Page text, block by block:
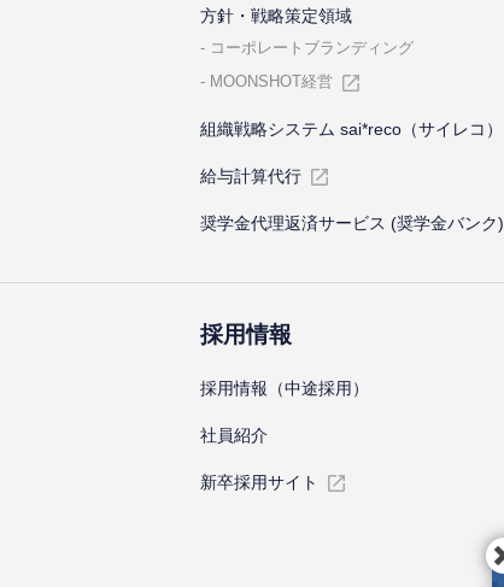
⽅針・戦略策定領域
コーポレートブランディング
MOONSHOT経営
組織戦略システム sai*reco（サイレコ）
給与計算代⾏
奨学金代理返済サービス (奨学金バンク)
採⽤情報
採⽤情報（中途採⽤）
社員紹介
新卒採⽤サイト